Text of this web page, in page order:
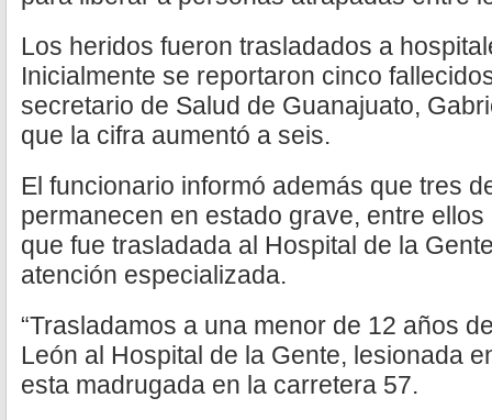
Los heridos fueron trasladados a
Inicialmente se reportaron cinco
secretario de Salud de Guanajuato,
que la cifra aumentó a seis.
El funcionario informó además que tres
permanecen en estado grave, entre
que fue trasladada al Hospital de la
atención especializada.
“Trasladamos a una menor de 12 años
León al Hospital de la Gente, lesionada
esta madrugada en la carretera 57.